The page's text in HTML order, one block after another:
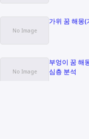
가위 꿈 해몽(
부엉이 꿈 해
심층 분석